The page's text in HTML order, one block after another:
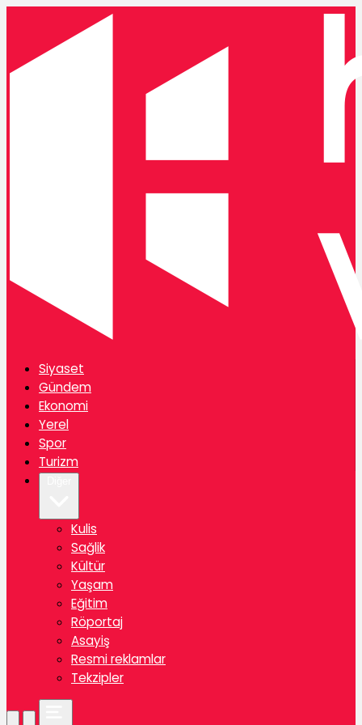
Siyaset
Gündem
Ekonomi
Yerel
Spor
Turizm
Kulis
Sağlik
Kültür
Yaşam
Eğitim
Röportaj
Asayiş
Resmi reklamlar
Tekzipler